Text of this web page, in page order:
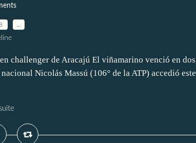
challenger de Aracajú El viñamarino venció en dos
Nicolás Massú (106° de la ATP) accedió este